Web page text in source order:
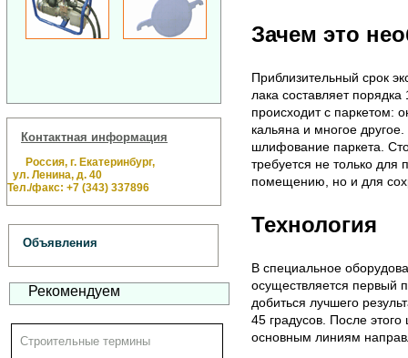
Контактная информация
Россия, г. Екатеринбург,
ул. Ленина, д. 40
Тел./факс: +7 (343) 337896
Объявления
Рекомендуем
Строительные термины
Зачем это
Приблизительный срок
лака составляет порядка
происходит с паркетом:
кальяна и многое
шлифование паркета.
требуется не только для
помещению, но и для
Технология
В специальное
осуществляется первый
добиться лучшего
45 градусов. После
основным линиям